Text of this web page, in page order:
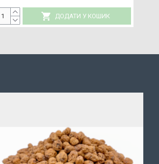
ДОДАТИ У КОШИК
ДОДАТИ У КОШИК